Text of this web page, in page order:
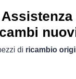
di ricambio